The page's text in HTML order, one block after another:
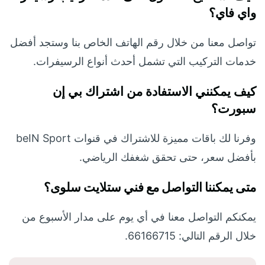
واي فاي؟
تواصل معنا من خلال رقم الهاتف الخاص بنا وستجد أفضل
خدمات التركيب التي تشمل أحدث أنواع الرسيفرات.
كيف يمكنني الاستفادة من اشتراك بي إن
سبورت؟
وفرنا لك باقات مميزة للاشتراك في قنوات beIN Sport
بأفضل سعر، حتى تحقق شغفك الرياضي.
متى يمكننا التواصل مع فني ستلايت سلوى؟
يمكنكم التواصل معنا في أي يوم على مدار الأسبوع من
خلال الرقم التالي: 66166715.